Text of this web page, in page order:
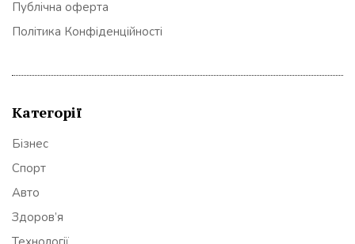
Публічна оферта
Політика Конфіденційності
Категорії
Бізнес
Спорт
Авто
Здоров’я